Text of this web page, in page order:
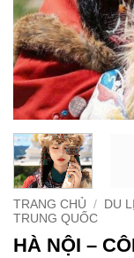
TRANG CHỦ / DU
TRUNG QUỐC
HÀ NỘI –